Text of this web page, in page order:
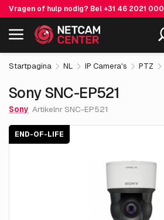
Vragen of hulp nodig? Bel+31 46 2021 000
Inclusief EOL-producten
Sony SNC-EP521
Startpagina NL IP Camera's PTZ
Sony SNC-EP521
Sony Artikelnr SNC-EP521
END-OF-LIFE